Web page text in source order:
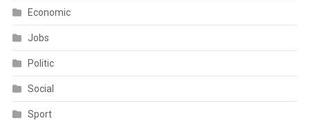
Economic
Jobs
Politic
Social
Sport